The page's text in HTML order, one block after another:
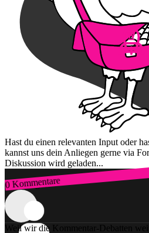
Hast du einen relevanten Input oder
kannst uns dein Anliegen gerne via
Diskussion wird geladen...
0 Kommentare
Zum Login
Weil wir die Kommentar-Debatten